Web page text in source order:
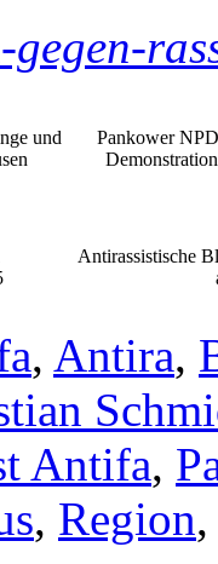
und
Pankower
Antirassistische
, Antira,
Antifa,
, Region,